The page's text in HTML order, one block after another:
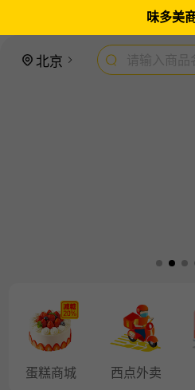
味多美
北京 请输入商品
蛋糕商城 西点外卖